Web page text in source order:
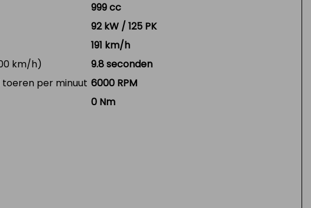
999 cc
92 kW / 125 PK
191 km/h
km/h)
9.8 seconden
per minuut 6000 RPM
0 Nm